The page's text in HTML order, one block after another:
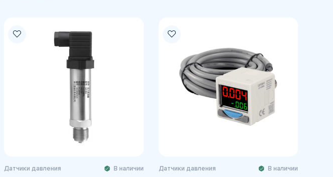
Датчики давления В наличии Датчики давления В наличии